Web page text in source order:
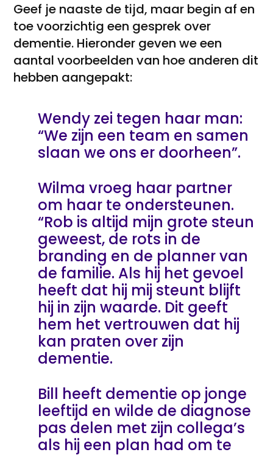
Geef je naaste de tijd, maar begin af en
toe voorzichtig een gesprek over
dementie. Hieronder geven we een
aantal voorbeelden van hoe anderen dit
hebben aangepakt:
Wendy zei tegen haar man:
“We zijn een team en samen
slaan we ons er doorheen”.
Wilma vroeg haar partner
om haar te ondersteunen.
“Rob is altijd mijn grote steun
geweest, de rots in de
branding en de planner van
de familie. Als hij het gevoel
heeft dat hij mij steunt blijft
hij in zijn waarde. Dit geeft
hem het vertrouwen dat hij
kan praten over zijn
dementie.
Bill heeft dementie op jonge
leeftijd en wilde de diagnose
pas delen met zijn collega’s
als hij een plan had om te